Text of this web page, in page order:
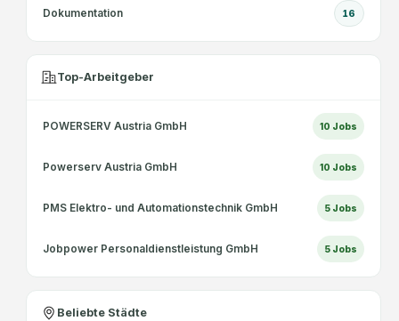
Dokumentation 16
Top-Arbeitgeber
POWERSERV Austria GmbH 10 Jobs
Powerserv Austria GmbH 10 Jobs
PMS Elektro- und Automationstechnik GmbH 5 Jobs
Jobpower Personaldienstleistung GmbH 5 Jobs
Beliebte Städte